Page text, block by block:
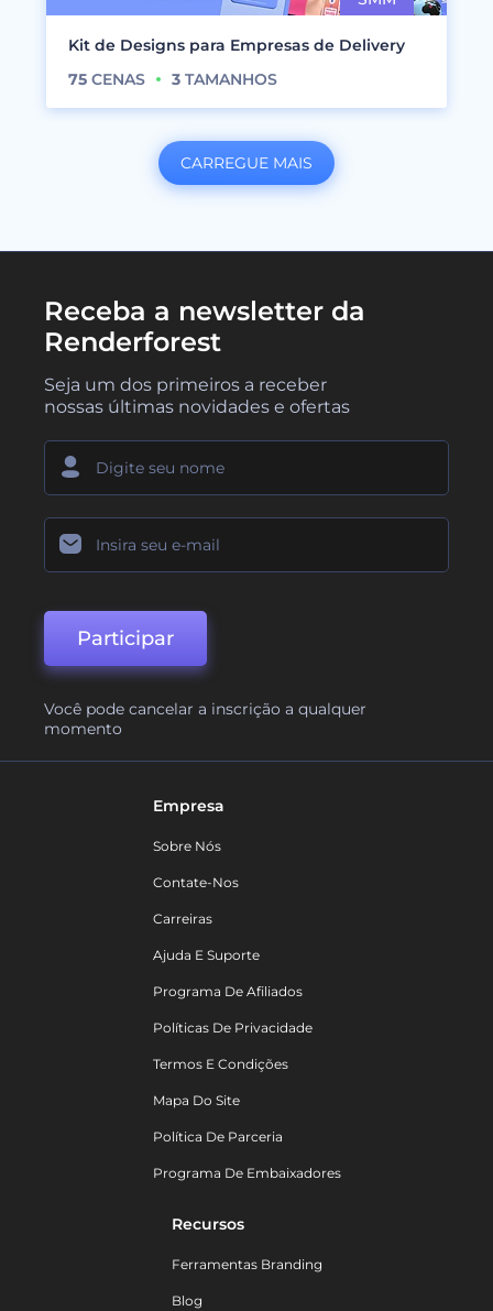
Kit de Designs para Empresas de Delivery
75 CENAS 3 TAMANHOS
CARREGUE MAIS
Receba a newsletter da
Renderforest
Seja um dos primeiros a receber
nossas últimas novidades e ofertas
Participar
Você pode cancelar a inscrição a qualquer
momento
Empresa
Sobre Nós
Contate-Nos
Carreiras
Ajuda E Suporte
Programa De Afiliados
Políticas De Privacidade
Termos E Condições
Mapa Do Site
Política De Parceria
Programa De Embaixadores
Recursos
Ferramentas Branding
Blog